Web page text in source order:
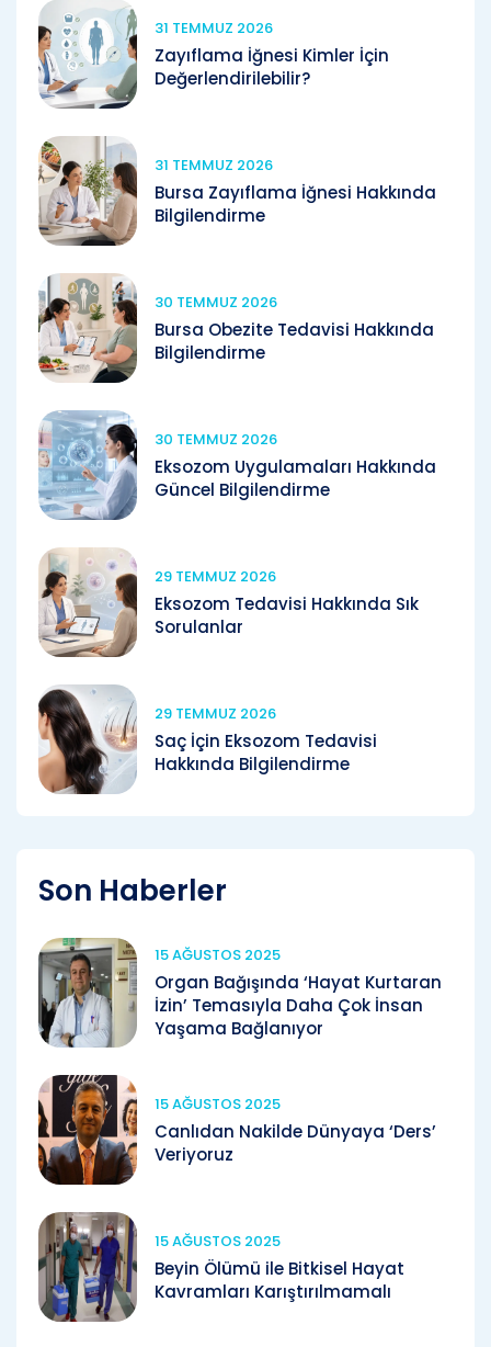
31 TEMMUZ 2026
Zayıflama İğnesi Kimler İçin
Değerlendirilebilir?
31 TEMMUZ 2026
Bursa Zayıflama İğnesi Hakkında
Bilgilendirme
30 TEMMUZ 2026
Bursa Obezite Tedavisi Hakkında
Bilgilendirme
30 TEMMUZ 2026
Eksozom Uygulamaları Hakkında
Güncel Bilgilendirme
29 TEMMUZ 2026
Eksozom Tedavisi Hakkında Sık
Sorulanlar
29 TEMMUZ 2026
Saç İçin Eksozom Tedavisi
Hakkında Bilgilendirme
Son Haberler
15 AĞUSTOS 2025
Organ Bağışında ‘Hayat Kurtaran
İzin’ Temasıyla Daha Çok İnsan
Yaşama Bağlanıyor
15 AĞUSTOS 2025
Canlıdan Nakilde Dünyaya ‘Ders’
Veriyoruz
15 AĞUSTOS 2025
Beyin Ölümü ile Bitkisel Hayat
Kavramları Karıştırılmamalı